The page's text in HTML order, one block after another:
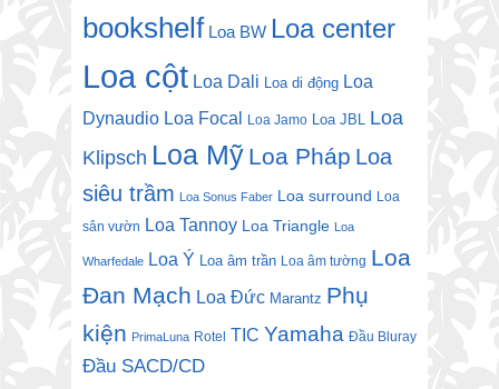
bookshelf Loa BW Loa center
Loa cột Loa Dali Loa di động Loa
Dynaudio Loa Focal Loa Jamo Loa JBL Loa
Klipsch Loa Mỹ Loa Pháp Loa
siêu trầm
Loa Sonus Faber Loa surround Loa
sân vườn Loa Tannoy Loa Triangle Loa
Wharfedale Loa Ý Loa âm trần Loa âm tường Loa
Đan Mạch Loa Đức Marantz Phụ
kiện PrimaLuna Rotel TIC Yamaha Đầu Bluray
Đầu SACD/CD